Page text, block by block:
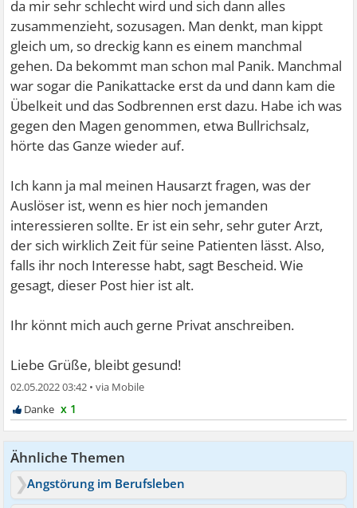
da mir sehr schlecht wird und sich dann alles
zusammenzieht, sozusagen. Man denkt, man kippt
gleich um, so dreckig kann es einem manchmal
gehen. Da bekommt man schon mal Panik. Manchmal
war sogar die Panikattacke erst da und dann kam die
Übelkeit und das Sodbrennen erst dazu. Habe ich was
gegen den Magen genommen, etwa Bullrichsalz,
hörte das Ganze wieder auf.
Ich kann ja mal meinen Hausarzt fragen, was der
Auslöser ist, wenn es hier noch jemanden
interessieren sollte. Er ist ein sehr, sehr guter Arzt,
der sich wirklich Zeit für seine Patienten lässt. Also,
falls ihr noch Interesse habt, sagt Bescheid. Wie
gesagt, dieser Post hier ist alt.
Ihr könnt mich auch gerne Privat anschreiben.
Liebe Grüße, bleibt gesund!
02.05.2022 03:42 •
x 1
Ähnliche Themen
Angstörung im Berufsleben